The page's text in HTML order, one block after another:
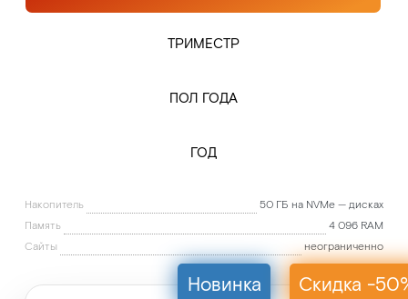
ТРИМЕСТР
ПОЛ ГОДА
ГОД
Накопитель
50 ГБ на NVMe — дисках
Память
4 096 RAM
Сайты
неограниченно
Новинка Скидка -